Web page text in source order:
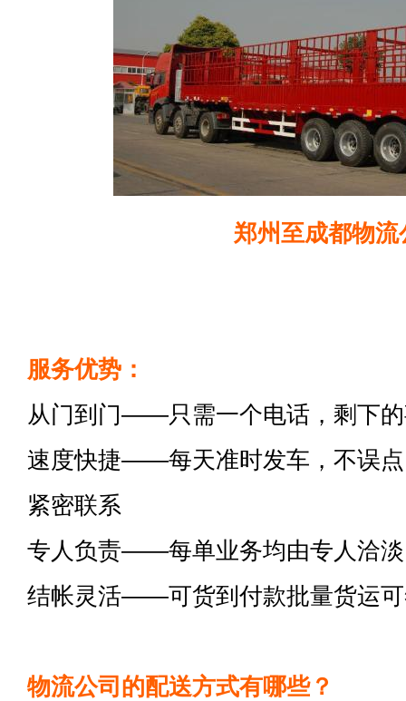
郑州至成都物流
服务优势：
从门到门——只需一个电话，剩下
速度快捷——每天准时发车，不误
紧密联系
专人负责——每单业务均由专人洽
结帐灵活——可货到付款批量货运
物流公司的配送方式有哪些？